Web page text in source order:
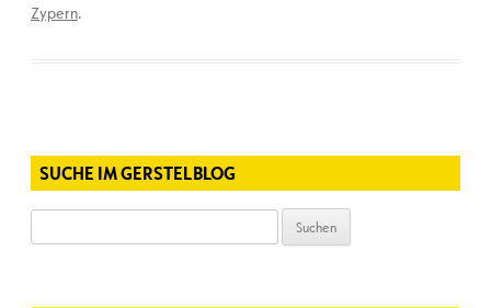
Zypern.
SUCHE IM GERSTELBLOG
nach: